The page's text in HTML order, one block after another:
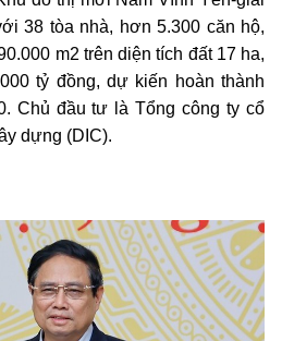
38 tòa nhà, hơn 5.300 căn hộ,
m2 trên diện tích đất 17 ha,
tỷ đồng, dự kiến hoàn thành
Chủ đầu tư là Tổng công ty cổ
dựng (DIC).